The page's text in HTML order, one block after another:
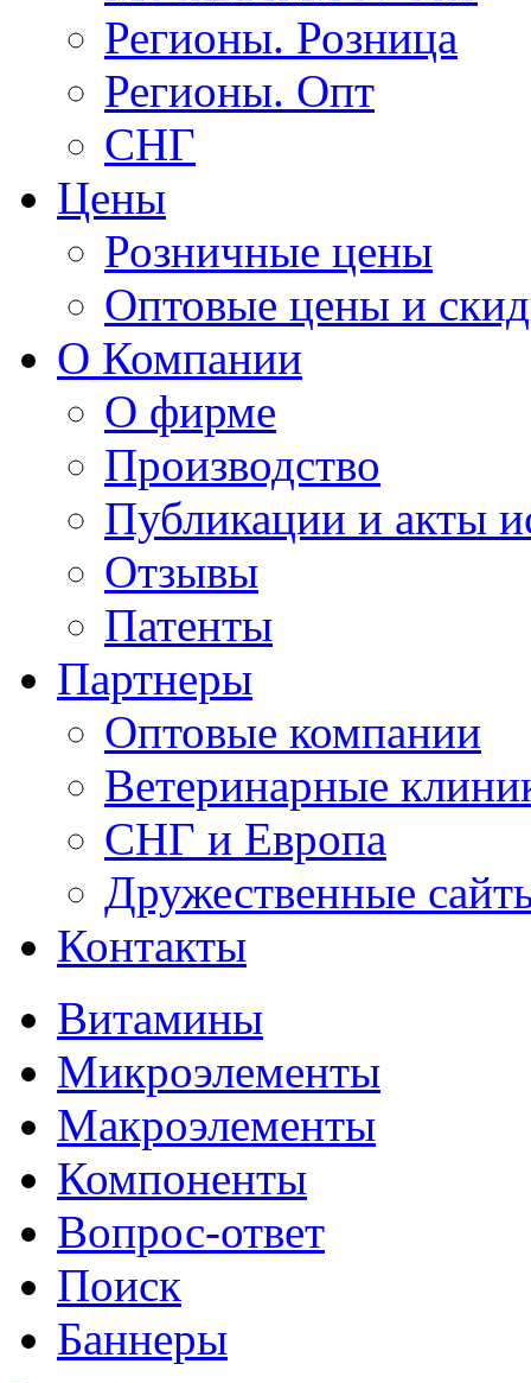
Регионы. Розница
Регионы. Опт
СНГ
Цены
Розничные цены
Оптовые цены и
О Компании
О фирме
Производство
Публикации и акты
Отзывы
Патенты
Партнеры
Оптовые компании
Ветеринарные
СНГ и Европа
Дружественные
Контакты
Витамины
Микроэлементы
Макроэлементы
Компоненты
Вопрос-ответ
Поиск
Баннеры